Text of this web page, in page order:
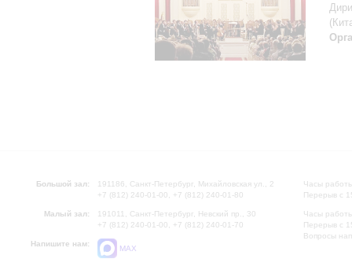
Большой зал:
191186, Санкт-Петербург, Михайловская ул., 2
+7 (812) 240-01-00, +7 (812) 240-01-80
Малый зал:
191011, Санкт-Петербург, Невский пр., 30
+7 (812) 240-01-00, +7 (812) 240-01-70
Напишите нам:
MAX
Часы
Перерыв с
Часы
Перерыв с
Вопросы